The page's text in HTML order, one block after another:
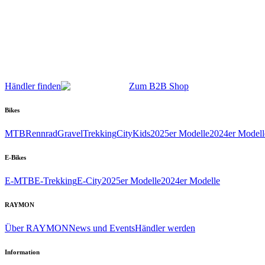
Händler finden Zum B2B Shop
Bikes
MTBRennradGravelTrekkingCityKids2025er Modelle2024er
E-Bikes
E-MTBE-TrekkingE-City2025er Modelle2024er Modelle
RAYMON
Über RAYMONNews und EventsHändler werden
Information